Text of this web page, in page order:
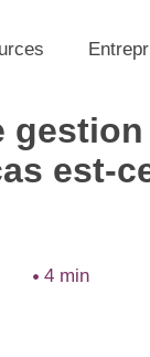
gestion
est-
4 min